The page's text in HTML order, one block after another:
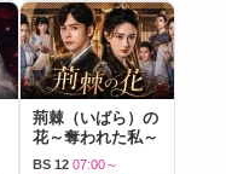
荊棘（いばら）の
花～奪われた私～
BS 12 07:00～